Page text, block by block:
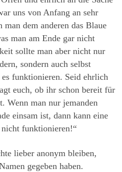
uns von Anfang an sehr
dem anderen das Blaue
man am Ende gar nicht
sollte man aber nicht nur
sondern auch selbst
funktionieren. Seid ehrlich
euch, ob ihr schon bereit für
Wenn man nur jemanden
einsam ist, dann kann eine
funktionieren!“
lieber anonym bleiben,
gegeben haben.